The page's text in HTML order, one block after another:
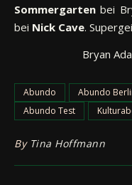
Sommergarten bei
bei Nick Cave.
Bryan
Abundo Abundo
Abundo Test
By Tina Hoffmann